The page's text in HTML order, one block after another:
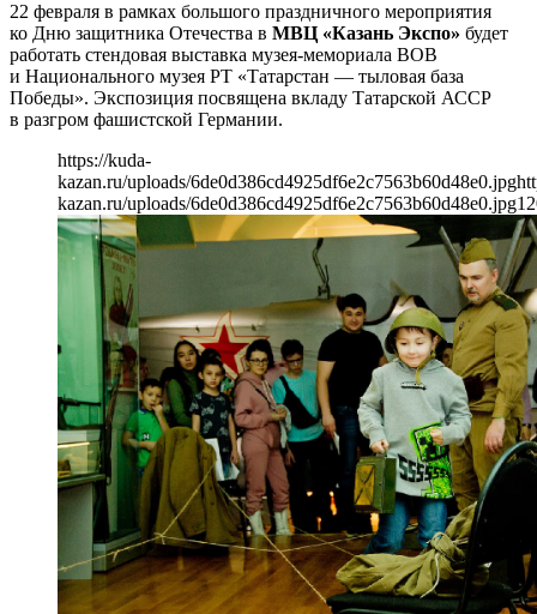
22 февраля в рамках большого праздничного мероприятия
ко Дню защитника Отечества в МВЦ «Казань Экспо» будет
работать стендовая выставка музея-мемориала ВОВ
и Национального музея РТ «Татарстан — тыловая база
Победы». Экспозиция посвящена вкладу Татарской АССР
в разгром фашистской Германии.
https://kuda-
kazan.ru/uploads/6de0d386cd4925df6e2c7563b60d48e0.jpg
kazan.ru/uploads/6de0d386cd4925df6e2c7563b60d48e0.jpg